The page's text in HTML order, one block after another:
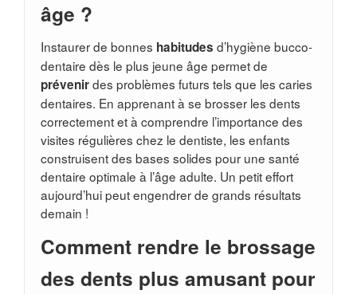
âge ?
Instaurer de bonnes habitudes d’hygiène bucco-
dentaire dès le plus jeune âge permet de
prévenirdes problèmes futurs tels que les caries
dentaires. En apprenant à se brosser les dents
correctement et à comprendre l’importance des
visites régulières chez le dentiste, les enfants
construisent des bases solides pour une santé
dentaire optimale à l’âge adulte. Un petit effort
aujourd’hui peut engendrer de grands résultats
demain !
Comment rendre le brossage
des dents plus amusant pour